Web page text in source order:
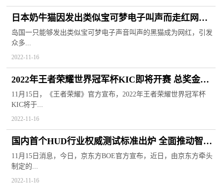
日本奶牛猫因发出类似宝可梦电子叫声而走红网络
引发众多粉丝追捧
岛国一只能够发出类似宝可梦电子声音叫声的黑猫成为网红，引发
众多...
2022-11-16
2022年王者荣耀世界冠军杯KIC即将开赛 总奖金池
高达千万美元
11月15日，《王者荣耀》官方宣布，2022年王者荣耀世界冠军杯
KIC将于...
2022-11-16
国内首个HUD行业权威测试标准出炉 全面推动智能
座舱解决方案创新
11月15日消息，今日，京东方BOE官方宣布，近日，由京东方牵头
制定的...
2022-11-16